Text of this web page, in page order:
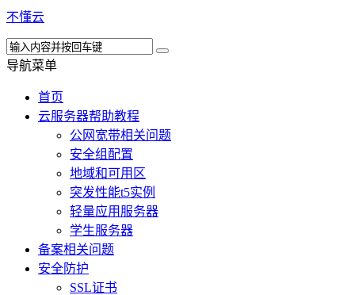
不懂云
导航菜单
首页
云服务器帮助教程
公网宽带相关问题
安全组配置
地域和可用区
突发性能t5实例
轻量应用服务器
学生服务器
备案相关问题
安全防护
SSL证书